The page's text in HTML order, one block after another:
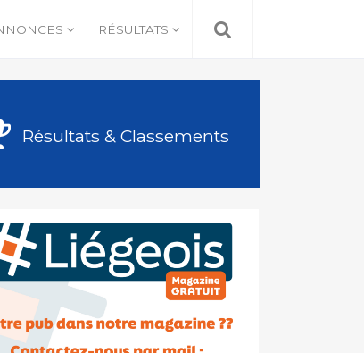
RÉSULTATS
Résultats & Classements